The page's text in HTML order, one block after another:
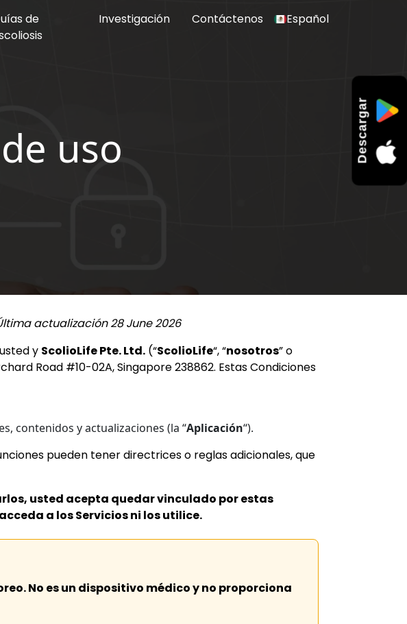
de
Investigación Contáctenos Español
Descargar
uso
actualización 28 June 2026
y ScolioLife Pte. Ltd. (“ScolioLife“, “nosotros” o
Road #10-02A, Singapore 238862. Estas Condiciones
contenidos y actualizaciones (la “Aplicación“).
pueden tener directrices o reglas adicionales, que
usted acepta quedar vinculado por estas
a los Servicios ni los utilice.
No es un dispositivo médico y no proporciona